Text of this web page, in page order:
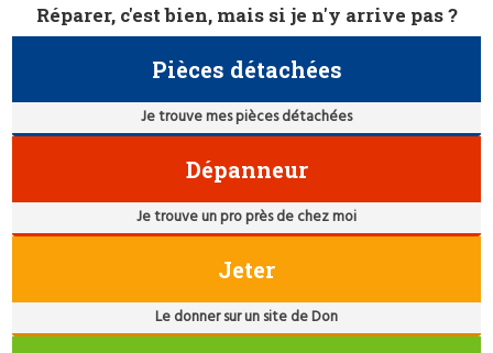
Réparer, c'est bien, mais si je n'y arrive pas ?
Pièces détachées
Je trouve mes pièces détachées
Dépanneur
Je trouve un pro près de chez moi
Jeter
Le donner sur un site de Don